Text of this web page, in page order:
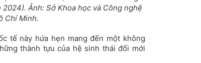
Ảnh: Sở Khoa học và Công nghệ
Chí Minh.
tế này hứa hẹn mang đến một không
thành tựu của hệ sinh thái đổi mới